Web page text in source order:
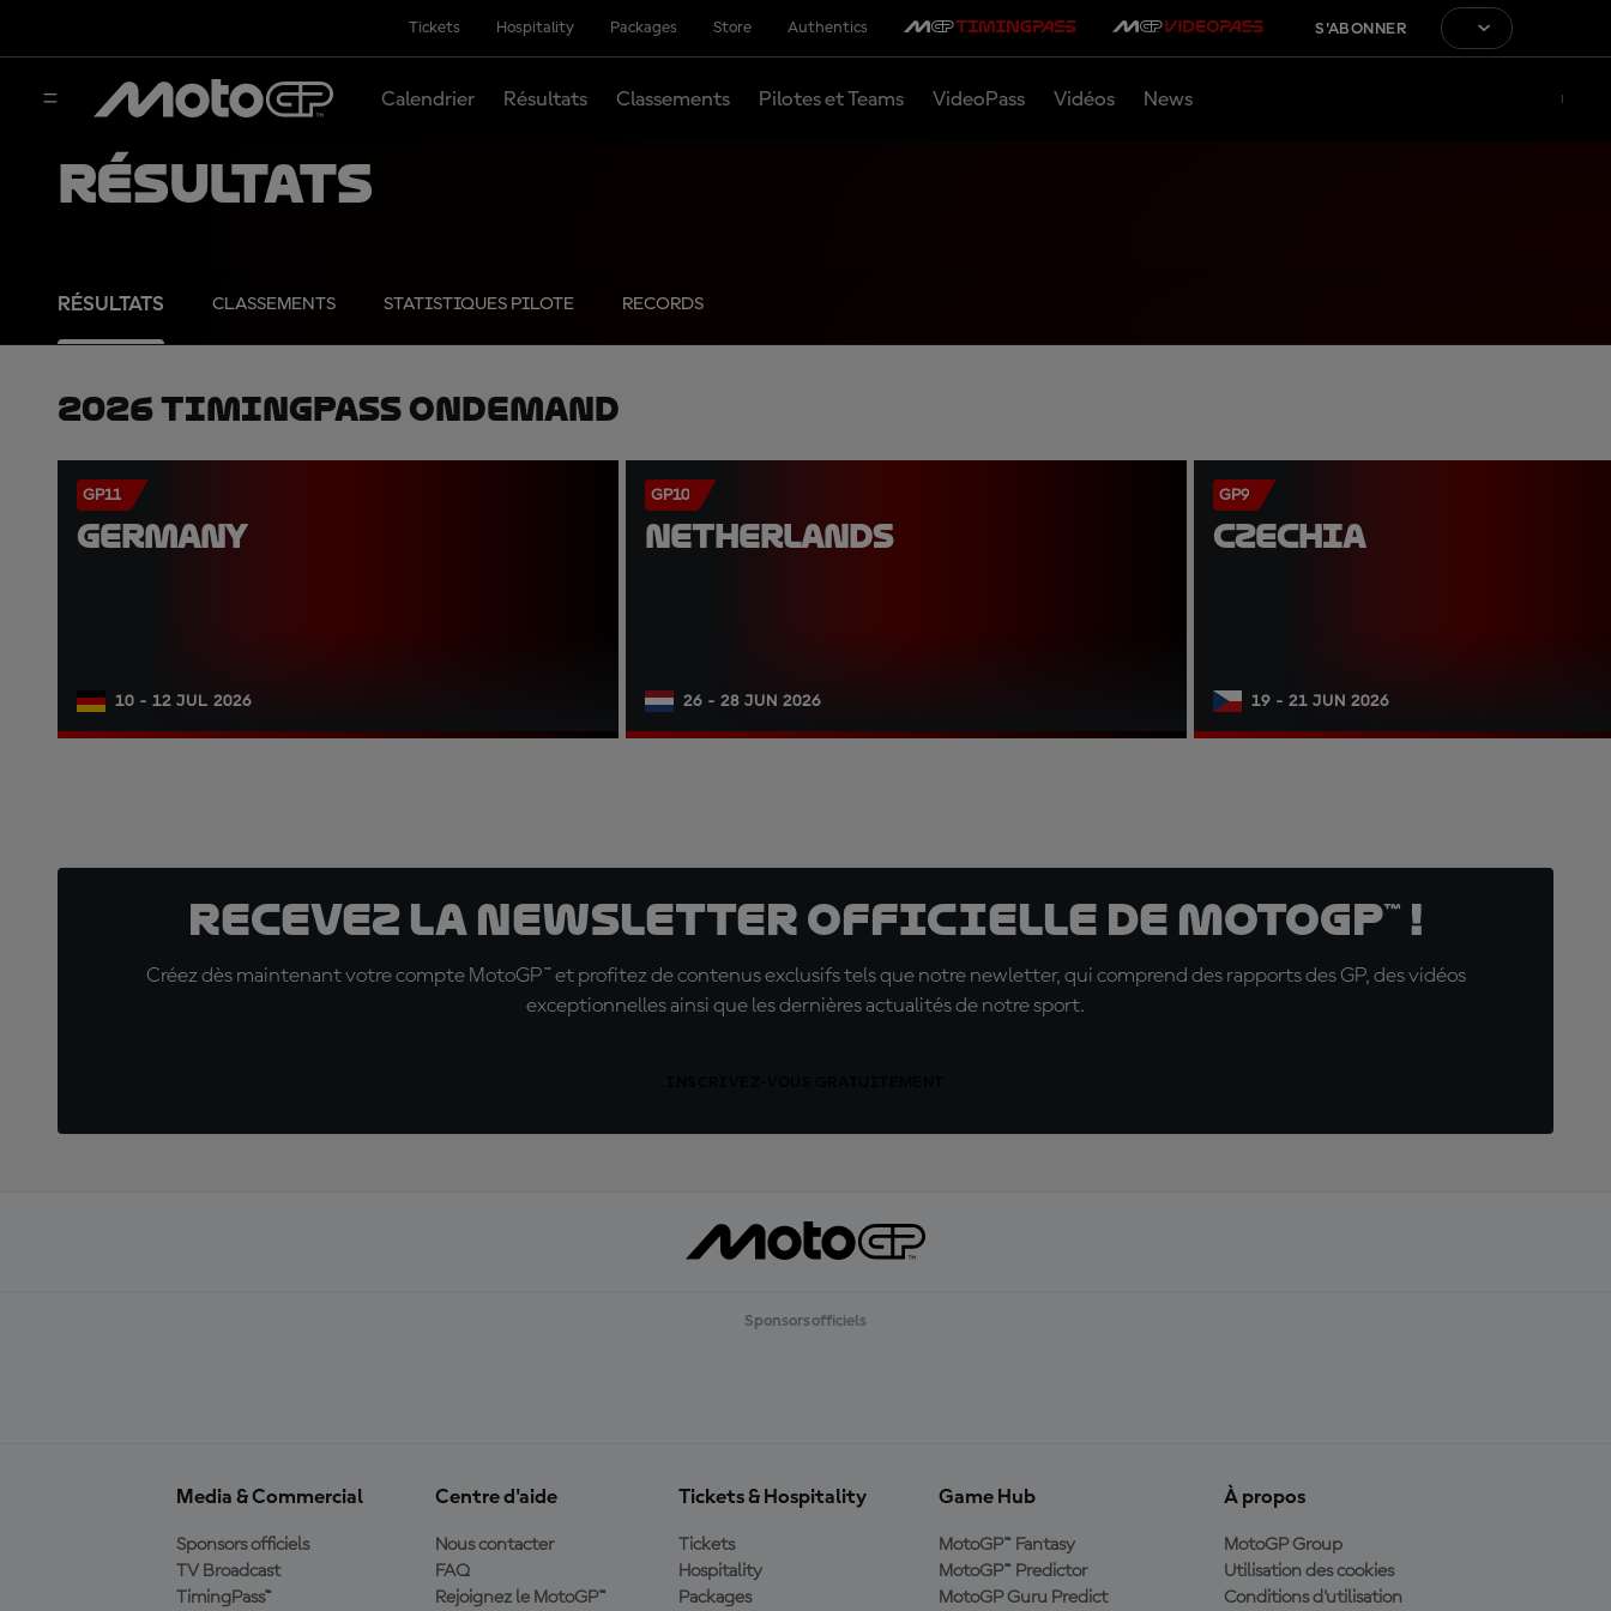
Tickets Hospitality Packages Store Authentics S'ABONNER
Calendrier Résultats Classements Pilotes et Teams VideoPass Vidéos News
Résultats
RÉSULTATS CLASSEMENTS STATISTIQUES PILOTE RECORDS
2026 TimingPass OnDemand
GP11
GERMANY
10 - 12 JUL 2026
GP10
NETHERLANDS
26 - 28 JUN 2026
GP9
CZECHIA
19 - 21 JUN 2026
Recevez la Newsletter officielle de MotoGP™ !
Créez dès maintenant votre compte MotoGP™ et profitez de contenus exclusifs tels que notre newletter, qui comprend des rapports des GP, des vidéos
exceptionnelles ainsi que les dernières actualités de notre sport.
Sponsors officiels
Media & Commercial
Sponsors officiels
TV Broadcast
TimingPass™
Centre d'aide
Nous contacter
FAQ
Rejoignez le MotoGP™
Tickets & Hospitality
Tickets
Hospitality
Packages
Game Hub
MotoGP™ Fantasy
MotoGP™ Predictor
MotoGP Guru Predict
À propos
MotoGP Group
Utilisation des cookies
Conditions d'utilisation